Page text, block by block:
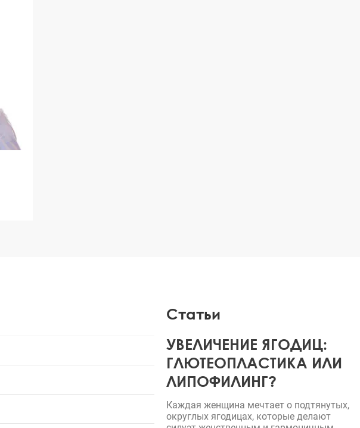
Статьи
УВЕЛИЧЕНИЕ ЯГОДИЦ:
ГЛЮТЕОПЛАСТИКА ИЛИ
ЛИПОФИЛИНГ?
Каждая женщина мечтает о подтянутых,
округлых ягодицах, которые делают